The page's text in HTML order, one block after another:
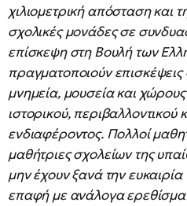
χιλιομετρική απόσταση και
σχολικές μονάδες σε
επίσκεψη στη Βουλή των
πραγματοποιούν
μνημεία, μουσεία και
ιστορικού, περιβαλλοντικού
ενδιαφέροντος. Πολλοί
μαθήτριες σχολείων της
μην έχουν ξανά την
επαφή με ανάλογα